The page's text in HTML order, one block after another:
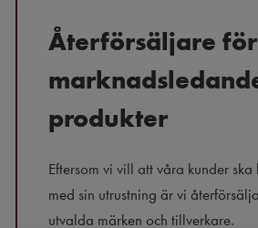
Återförsäljare för
produkter
Eftersom vi vill att våra kunder
med sin utrustning är vi
utvalda märken och tillverkare.